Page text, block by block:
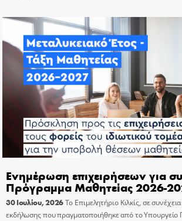
Ενημέρωση επιχειρήσεων για
Πρόγραμμα Μαθητείας 2026-
30 Ιουλίου, 2026Το Επιμελητήριο Κιλκίς, σε
εκδήλωσης που πραγματοποιήθηκε από το Υπουργείο